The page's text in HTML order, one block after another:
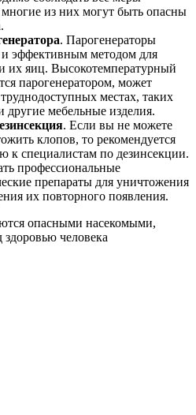
многие из них могут быть опасны
. Парогенераторы
эффективным методом для
их яиц. Высокотемпературный
парогенератором, может
местах, таких
другие мебельные изделия.
. Если вы не можете
клопов, то рекомендуется
к специалистам по дезинсекции.
профессиональные
препараты для уничтожения
их повторного появления.
опасными насекомыми,
здоровью человека